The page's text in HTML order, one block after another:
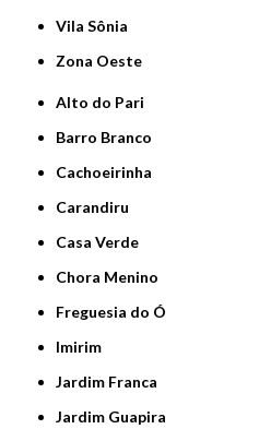
Vila Sônia
Zona Oeste
Alto do Pari
Barro Branco
Cachoeirinha
Carandiru
Casa Verde
Chora Menino
Freguesia do Ó
Imirim
Jardim Franca
Jardim Guapira